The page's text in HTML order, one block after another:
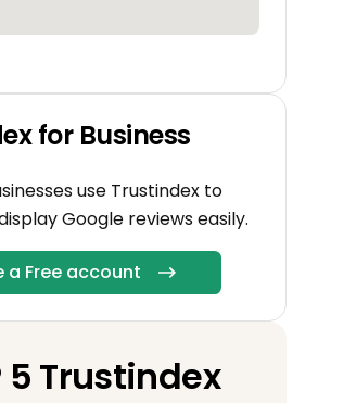
for Business
use Trustindex to
Google reviews easily.
a Free account
5 Trustindex